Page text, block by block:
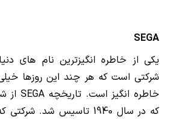
SEGA
یکی از خاطره انگیزترین نام های
شرکتی است که هر چند این روزها
خاطره انگیز است. تاریخچه SEGAاز
که در سال 1940 تاسیس شد.